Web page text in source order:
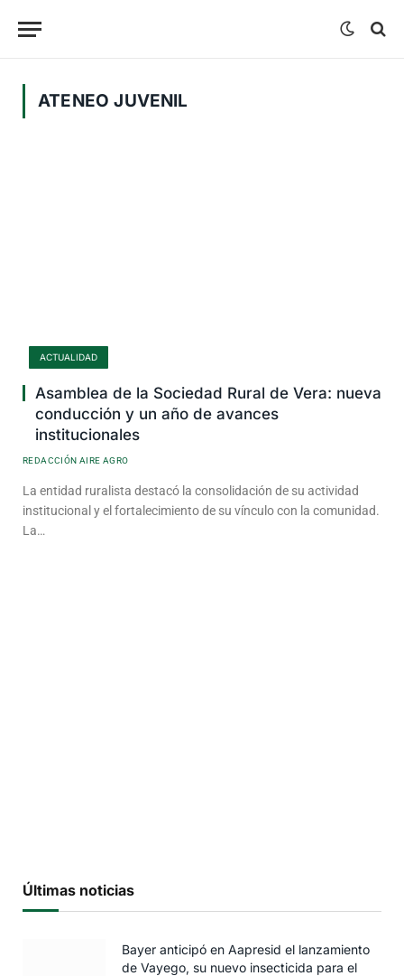
ATENEO JUVENIL
ACTUALIDAD
Asamblea de la Sociedad Rural de Vera: nueva
conducción y un año de avances
institucionales
REDACCIÓN AIRE AGRO
La entidad ruralista destacó la consolidación de su actividad
institucional y el fortalecimiento de su vínculo con la comunidad.
La…
Últimas noticias
Bayer anticipó en Aapresid el lanzamiento
de Vayego, su nuevo insecticida para el